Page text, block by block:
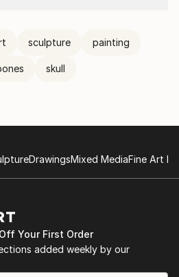
concrete, wood etc
sculpture painting
skull
DrawingsMixed MediaFine Art
Your First Order
added weekly by our